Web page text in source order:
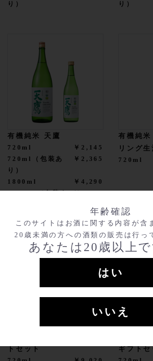
年齢確認
このサイトはお酒に関する内容が含
20歳未満の方への酒類の販売は行っ
あなたは20歳以上で
はい
いいえ
り）
り）
有機純米 天鷹
720ml
￥2,145
720ml（包装あ
り）
￥2,365
1800ml
￥4,290
有機純
リング生
720ml
トセット
ギフトセ